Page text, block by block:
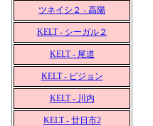
ツネイシ２ - 高陽
KELT - シーガル２
KELT - 尾道
KELT - ピジョン
KELT - 川内
KELT - 廿日市2